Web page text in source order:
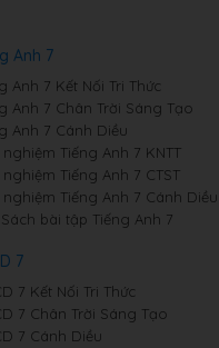
Anh 7
Anh 7 Kết Nối Tri Thức
Anh 7 Chân Trời Sáng Tạo
Anh 7 Cánh Diều
nghiệm Tiếng Anh 7 KNTT
nghiệm Tiếng Anh 7 CTST
nghiệm Tiếng Anh 7 Cánh Diều
bài tập Tiếng Anh 7
7
7 Kết Nối Tri Thức
7 Chân Trời Sáng Tạo
7 Cánh Diều